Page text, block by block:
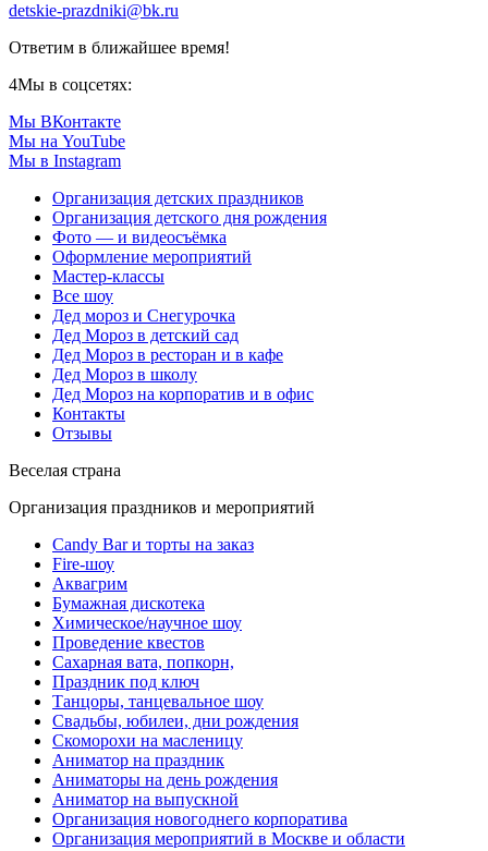
detskie-prazdniki@bk.ru
Ответим в ближайшее время!
4Мы в соцсетях:
Мы ВКонтакте
Мы на YouTube
Мы в Instagram
Организация детских праздников
Организация детского дня рождения
Фото — и видеосъёмка
Оформление мероприятий
Мастер-классы
Все шоу
Дед мороз и Снегурочка
Дед Мороз в детский сад
Дед Мороз в ресторан и в кафе
Дед Мороз в школу
Дед Мороз на корпоратив и в офис
Контакты
Отзывы
Веселая страна
Организация праздников и мероприятий
Candy Bar и торты на заказ
Fire-шоу
Аквагрим
Бумажная дискотека
Химическое/научное шоу
Проведение квестов
Сахарная вата, попкорн,
Праздник под ключ
Танцоры, танцевальное шоу
Свадьбы, юбилеи, дни рождения
Скоморохи на масленицу
Аниматор на праздник
Аниматоры на день рождения
Аниматор на выпускной
Организация новогоднего корпоратива
Организация мероприятий в Москве и области